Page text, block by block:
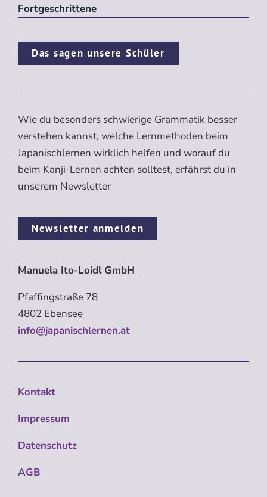
Fortgeschrittene
Das sagen unsere Schüler
Wie du besonders schwierige Grammatik besser
verstehen kannst, welche Lernmethoden beim
Japanischlernen wirklich helfen und worauf du
beim Kanji-Lernen achten solltest, erfährst du in
unserem Newsletter
Newsletter anmelden
Manuela Ito-Loidl GmbH
Pfaffingstraße 78
4802 Ebensee
info@japanischlernen.at
Kontakt
Impressum
Datenschutz
AGB